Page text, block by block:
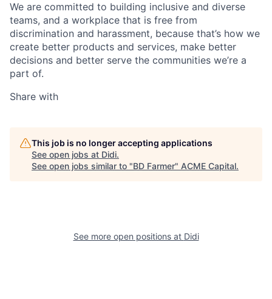
We are committed to building inclusive and diverse
teams, and a workplace that is free from
discrimination and harassment, because that’s how we
create better products and services, make better
decisions and better serve the communities we’re a
part of.
Share with
This job is no longer accepting applications
See open jobs at Didi.
See open jobs similar to "BD Farmer" ACME Capital.
See more open positions at Didi